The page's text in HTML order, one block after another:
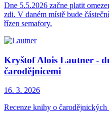
Dne 5.5.2026 začne platit
zdi. V daném místě bude
řízen semafory.
Kryštof Alois Lautner -
čarodějnicemi
16. 3. 2026
Recenze knihy o